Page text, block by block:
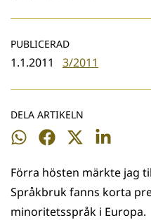
PUBLICERAD
1.1.2011 3/2011
DELA ARTIKELN
Dela
WhatsApp
Dela
Facebook
Dela
Twitter
Dela
LinkedIn
Förra hösten märkte jag
Språkbruk fanns korta
minoritetsspråk i